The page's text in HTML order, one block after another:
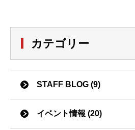
カテゴリー
STAFF BLOG (9)
イベント情報 (20)